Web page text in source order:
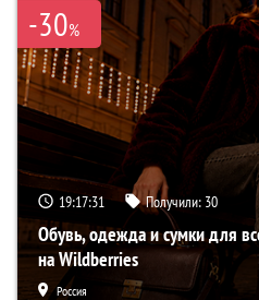
-30%
19:17:30 Получили: 30
Обувь, одежда и сумки для
на Wildberries
Россия